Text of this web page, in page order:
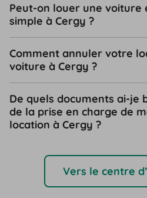
Peut-on louer une voiture
simple à Cergy ?
Comment annuler votre
voiture à Cergy ?
De quels documents ai-je
de la prise en charge de
location à Cergy ?
Vers le centre